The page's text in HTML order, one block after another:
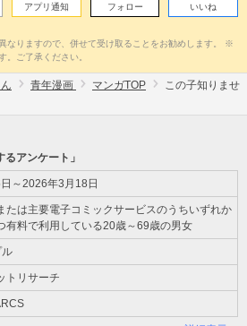
アプリ通知 フォロー いいね
なりますので、併せて受け取ることをお勧めします。 ※
。ご了承ください。
青年漫画 マンガTOP
この子知りませ
るアンケート」
～2026年3月18日
たは主要電子コミックサービスのうちいずれか
有料で利用している20歳～69歳の男女
トリサーチ